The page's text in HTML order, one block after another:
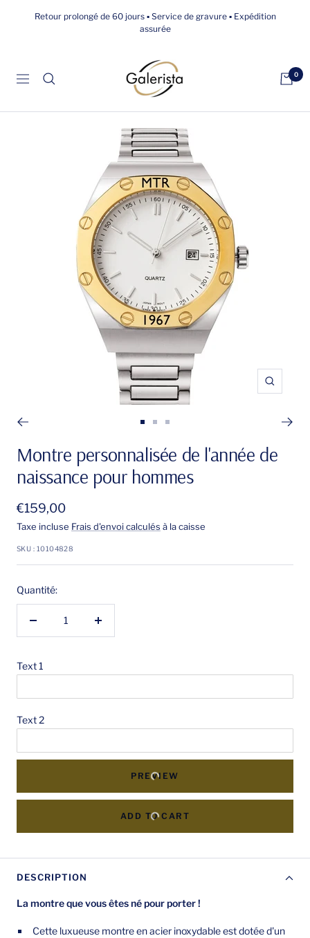
Retour prolongé de 60 jours ▪ Service de gravure ▪ Expédition
assurée
Navigation
galerista
0
Zoom
au
slide
1
slide
2
au
slide
3
Montre personnalisée de l'année de
naissance pour hommes
Prix
de
vente
€159,00
Taxe incluse Frais d'envoi calculés à la caisse
SKU : 10104828
Quantité:
Réduire
quantité
Augmenter
Text 1
Text 2
PREVIEW
ADD TO CART
DESCRIPTION
La montre que vous êtes né pour porter !
Cette luxueuse montre en acier inoxydable est dotée d'un